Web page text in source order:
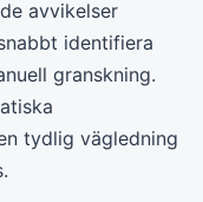
avvikelser
identifiera
granskning.
tydlig vägledning